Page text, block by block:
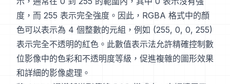
度，而 255 表示完全強度。因此，RGBA 格式中的顏
色可以表示為 4 個整數的元組，例如 (255, 0, 0, 255)
表示完全不透明的紅色。此數值表示法允許精確控制數
位影像中的色彩和不透明度等級，促進複雜的圖形效果
和詳細的影像處理。